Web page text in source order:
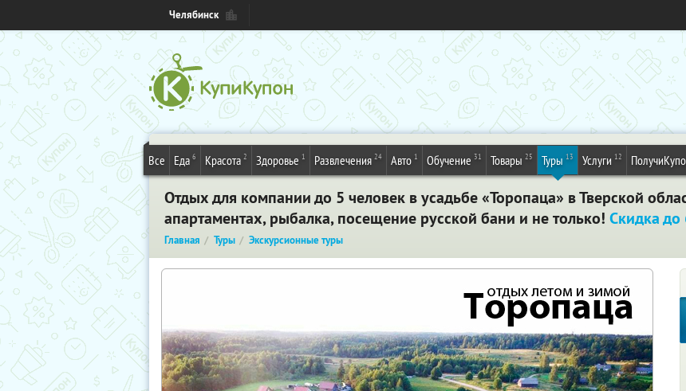
Челябинск
Все Еда 6 Красота 2 Здоровье 1 Развлечения 24 Авто 1 Обучение 31 Товары 25 Туры 13 Услуги 12
Отдых для компании до 5 человек в усадьбе «Торопаца» в Тверской
апартаментах, рыбалка, посещение русской бани и не только! Скидка до
Главная Туры Экскурсионные туры